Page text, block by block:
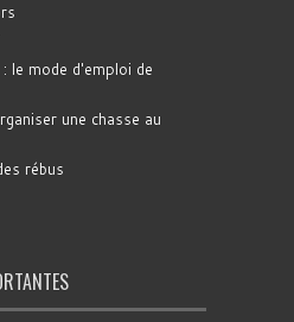
le mode d'emploi de
une chasse au
rébus